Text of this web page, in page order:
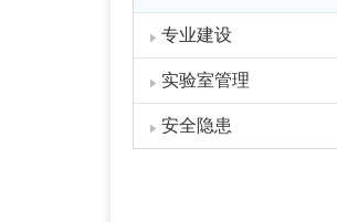
专业建设
实验室管理
安全隐患